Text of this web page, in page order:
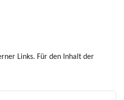
Links. Für den Inhalt der